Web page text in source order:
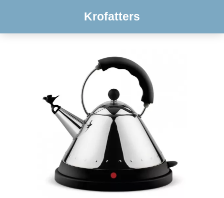
Krofatters